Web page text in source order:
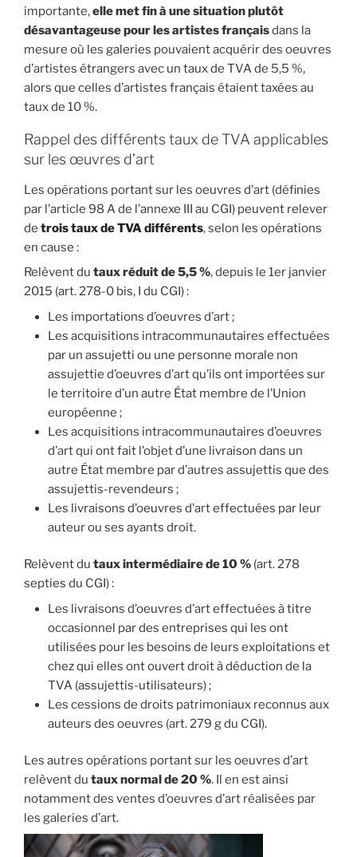
importante,elle met fin à une situation plutôt
désavantageuse pour les artistes françaisdans la
mesure où les galeries pouvaient acquérir des oeuvres
d’artistes étrangers avec un taux de TVA de 5,5 %,
alors que celles d’artistes français étaient taxées au
taux de 10 %.
Rappel des différents taux de TVA applicables
sur les œuvres d’art
Les opérations portant sur les oeuvres d’art (définies
par l’article 98 A de l’annexe III au CGI) peuvent relever
de trois taux de TVA différents, selon les opérations
en cause :
Relèvent du taux réduit de 5,5 %, depuis le 1er janvier
2015 (art. 278-0 bis, I du CGI) :
Les importations d’oeuvres d’art ;
Les acquisitions intracommunautaires effectuées
par un assujetti ou une personne morale non
assujettie d’oeuvres d’art qu’ils ont importées sur
le territoire d’un autre État membre de l’Union
européenne ;
Les acquisitions intracommunautaires d’oeuvres
d’art qui ont fait l’objet d’une livraison dans un
autre État membre par d’autres assujettis que des
assujettis-revendeurs ;
Les livraisons d’oeuvres d’art effectuées par leur
auteur ou ses ayants droit.
Relèvent du taux intermédiaire de 10 % (art. 278
septies du CGI) :
Les livraisons d’oeuvres d’art effectuées à titre
occasionnel par des entreprises qui les ont
utilisées pour les besoins de leurs exploitations et
chez qui elles ont ouvert droit à déduction de la
TVA (assujettis-utilisateurs) ;
Les cessions de droits patrimoniaux reconnus aux
auteurs des oeuvres (art. 279 g du CGI).
Les autres opérations portant sur les oeuvres d’art
relèvent du taux normal de 20 %. Il en est ainsi
notamment des ventes d’oeuvres d’art réalisées par
les galeries d’art.